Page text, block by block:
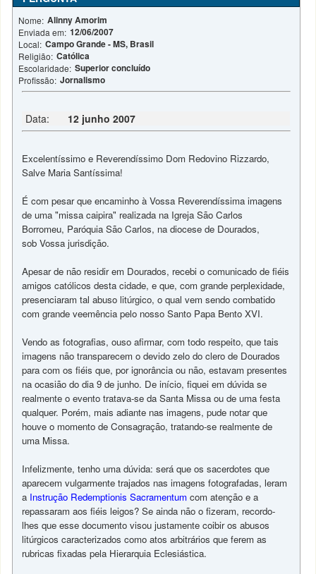
Nome: Alinny Amorim
Enviada em: 12/06/2007
Local: Campo Grande - MS, Brasil
Religião: Católica
Escolaridade: Superior concluído
Profissão: Jornalismo
Data: 12 junho 2007
Excelentíssimo e Reverendíssimo Dom Redovino Rizzardo,
Salve Maria Santíssima!
É com pesar que encaminho à Vossa Reverendíssima imagens
de uma "missa caipira" realizada na Igreja São Carlos
Borromeu, Paróquia São Carlos, na diocese de Dourados,
sob Vossa jurisdição.
Apesar de não residir em Dourados, recebi o comunicado de fiéis
amigos católicos desta cidade, e que, com grande perplexidade,
presenciaram tal abuso litúrgico, o qual vem sendo combatido
com grande veemência pelo nosso Santo Papa Bento XVI.
Vendo as fotografias, ouso afirmar, com todo respeito, que tais
imagens não transparecem o devido zelo do clero de Dourados
para com os fiéis que, por ignorância ou não, estavam presentes
na ocasião do dia 9 de junho. De início, fiquei em dúvida se
realmente o evento tratava-se da Santa Missa ou de uma festa
qualquer. Porém, mais adiante nas imagens, pude notar que
houve o momento de Consagração, tratando-se realmente de
uma Missa.
Infelizmente, tenho uma dúvida: será que os sacerdotes que
aparecem vulgarmente trajados nas imagens fotografadas, leram
a Instrução Redemptionis Sacramentum com atenção e a
repassaram aos fiéis leigos? Se ainda não o fizeram, recordo-
lhes que esse documento visou justamente coibir os abusos
litúrgicos caracterizados como atos arbitrários que ferem as
rubricas fixadas pela Hierarquia Eclesiástica.